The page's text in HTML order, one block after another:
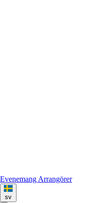
Evenemang Arrangörer
sv